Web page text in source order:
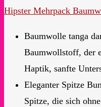
Hipster Mehrpack
Baumwolle tanga
Baumwollstoff, der
Haptik, sanfte
Eleganter Spitze
Spitze, die sich